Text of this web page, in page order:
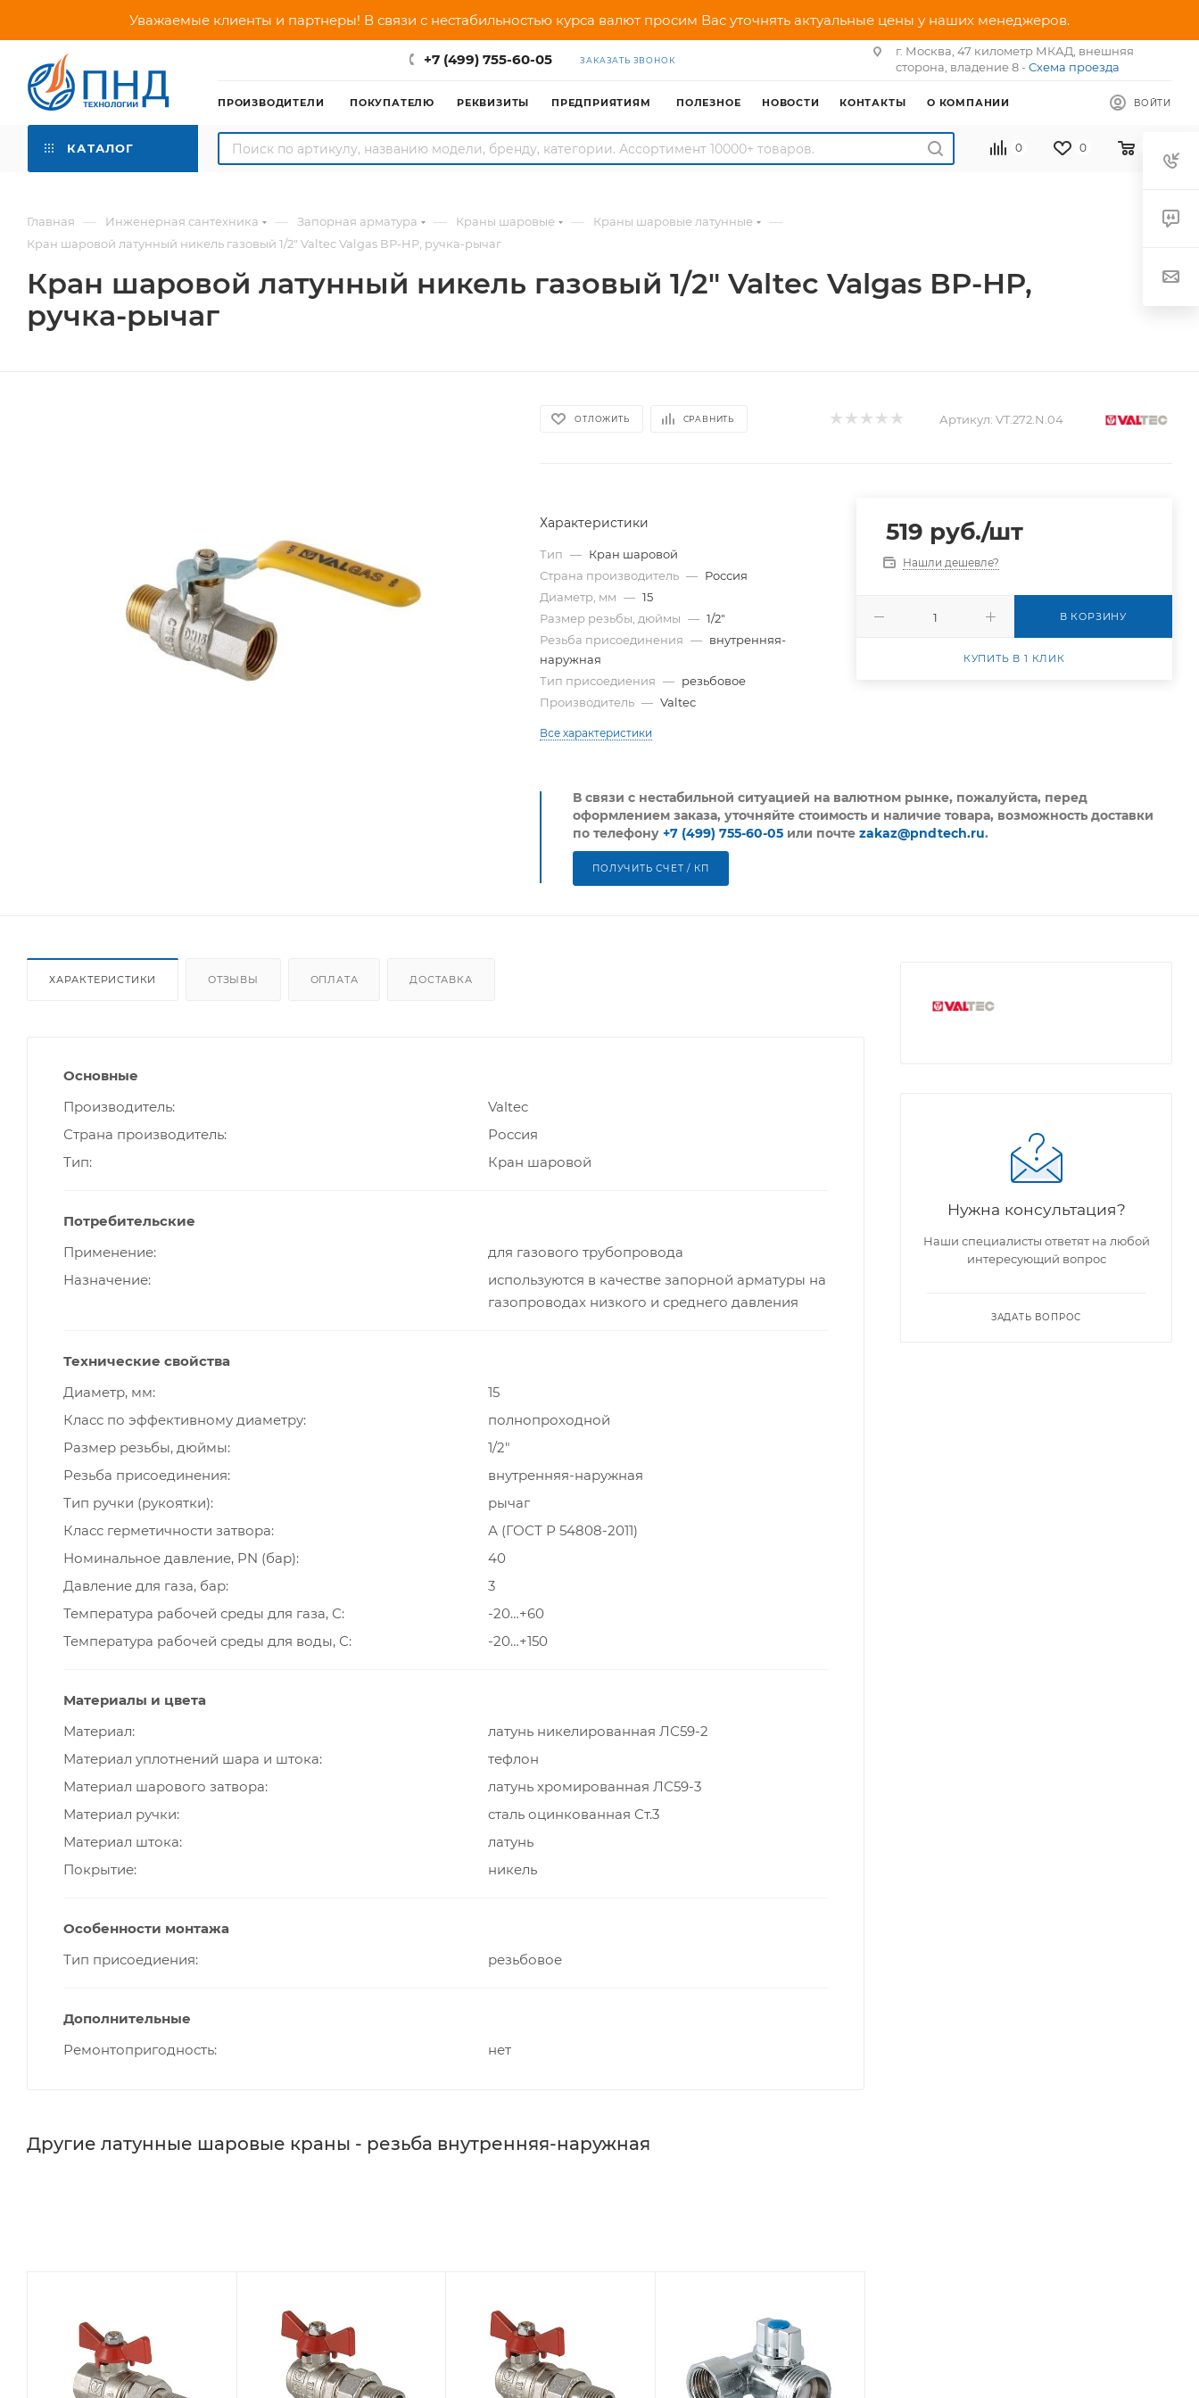
Уважаемые клиенты и партнеры! В связи с нестабильностью курса валют просим Вас уточнять актуальные цены у наших менеджеров.
+7 (499) 755-60-05 ЗАКАЗАТЬ ЗВОНОК
г. Москва, 47 километр МКАД, внешняя
сторона, владение 8 - Схема проезда
ВОЙТИ
ПРОИЗВОДИТЕЛИ ПОКУПАТЕЛЮ РЕКВИЗИТЫ ПРЕДПРИЯТИЯМ ПОЛЕЗНОЕ НОВОСТИ КОНТАКТЫ О КОМПАНИИ
0 0
КАТАЛОГ
Главная — Инженерная сантехника — Запорная арматура — Краны шаровые — Краны шаровые латунные —
Кран шаровой латунный никель газовый 1/2" Valtec Valgas ВР-НР, ручка-рычаг
Кран шаровой латунный никель газовый 1/2" Valtec Valgas ВР-НР,
ручка-рычаг
ОТЛОЖИТЬ СРАВНИТЬ Артикул: VT.272.N.04
Характеристики
Тип — Кран шаровой
Страна производитель — Россия
Диаметр, мм — 15
Размер резьбы, дюймы — 1/2"
Резьба присоединения — внутренняя-
наружная
Тип присоедиения — резьбовое
Производитель — Valtec
Все характеристики
519 руб./шт
Нашли дешевле?
В КОРЗИНУ
КУПИТЬ В 1 КЛИК
В связи с нестабильной ситуацией на валютном рынке, пожалуйста, перед
оформлением заказа, уточняйте стоимость и наличие товара, возможность доставки
по телефону+7 (499) 755-60-05 или почтеzakaz@pndtech.ru.
ПОЛУЧИТЬ СЧЕТ / КП
ХАРАКТЕРИСТИКИ ОТЗЫВЫ ОПЛАТА ДОСТАВКА
Основные
Производитель
Valtec
Страна производитель
Россия
Тип
Кран шаровой
Потребительские
Применение
для газового трубопровода
Назначение
используются в качестве запорной арматуры на
газопроводах низкого и среднего давления
Технические свойства
Диаметр, мм
15
Класс по эффективному диаметру
полнопроходной
Размер резьбы, дюймы
1/2"
Резьба присоединения
внутренняя-наружная
Тип ручки (рукоятки)
рычаг
Класс герметичности затвора
А (ГОСТ Р 54808-2011)
Номинальное давление, PN (бар)
40
Давление для газа, бар
3
Температура рабочей среды для газа, С
-20…+60
Температура рабочей среды для воды, С
-20…+150
Материалы и цвета
Материал
латунь никелированная ЛС59-2
Материал уплотнений шара и штока
тефлон
Материал шарового затвора
латунь хромированная ЛС59-3
Материал ручки
сталь оцинкованная Ст.3
Материал штока
латунь
Покрытие
никель
Особенности монтажа
Тип присоедиения
резьбовое
Дополнительные
Ремонтопригодность
нет
Другие латунные шаровые краны - резьба внутренняя-наружная
Нужна консультация?
Наши специалисты ответят на любой
интересующий вопрос
ЗАДАТЬ ВОПРОС